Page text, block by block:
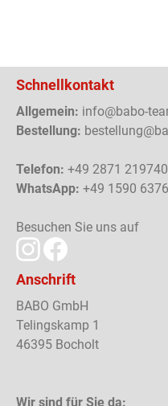
Schnellkontakt
Allgemein: info@babo-
Bestellung:
Telefon: +49 2871 219740
WhatsApp: +49 1590
Besuchen Sie uns auf
Anschrift
BABO GmbH
Telingskamp 1
46395 Bocholt
Wir sind für Sie da: